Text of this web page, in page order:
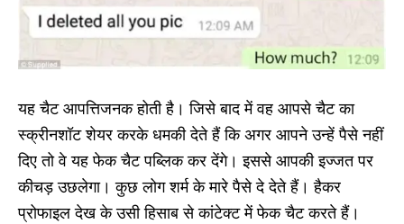
यह चैट आपत्तिजनक होती है। जिसे बाद में वह आपसे चैट का
स्क्रीनशॉट शेयर करके धमकी देते हैं कि अगर आपने उन्हें पैसे नहीं
दिए तो वे यह फेक चैट पब्लिक कर देंगे। इससे आपकी इज्जत पर
कीचड़ उछलेगा। कुछ लोग शर्म के मारे पैसे दे देते हैं। हैकर
प्रोफाइल देख के उसी हिसाब से कांटेक्ट में फेक चैट करते हैं।